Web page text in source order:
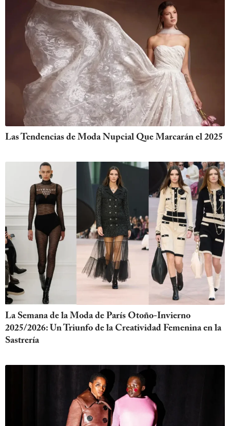
Las Tendencias de Moda Nupcial Que Marcarán el 2025
La Semana de la Moda de París Otoño-Invierno
2025/2026: Un Triunfo de la Creatividad Femenina en la
Sastrería